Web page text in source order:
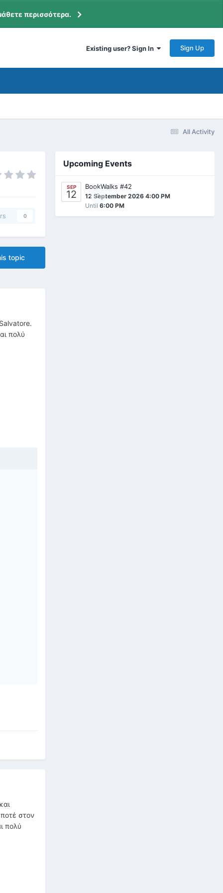
περισσότερα.
Existing user? Sign In Sign Up
All Activity
0
topic
πολύ
στον
πολύ
Upcoming Events
SEP
12 0
BookWalks #42
12 September 2026 4:00 PM
Until 6:00 PM